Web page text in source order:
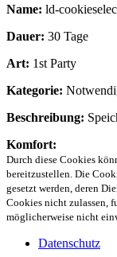
Name: ld-
Dauer: 30 Tage
Art: 1st Party
Kategorie:
Beschreibung:
Komfort:
Durch diese Cookies
bereitzustellen. Die
gesetzt werden, deren
Cookies nicht zulassen,
möglicherweise nicht
Datenschutz